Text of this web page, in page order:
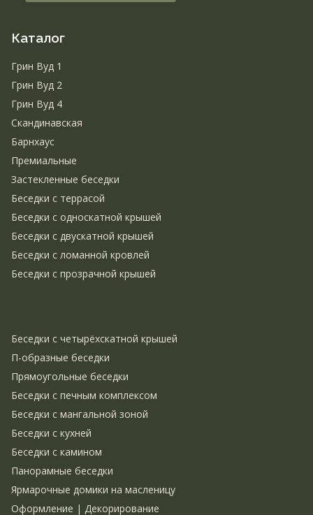
Каталог
Грин Вуд 1
Грин Вуд 2
Грин Вуд 4
Скандинавская
Барнхаус
Премиальные
Застекленные беседки
Беседки с террасой
Беседки с односкатной крышей
Беседки с двускатной крышей
Беседки с ломанной кровлей
Беседки с прозрачной крышей
Беседки с четырёхскатной крышей
П-образные беседки
Прямоугольные беседки
Беседки с печным комплексом
Беседки с мангальной зоной
Беседки с кухней
Беседки с камином
Панорамные беседки
Ярмарочные домики на масленицу
Оформление | Декорирование